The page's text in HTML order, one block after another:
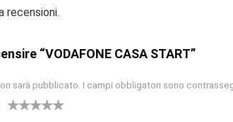
recensioni.
“VODAFONE CASA START”
sarà pubblicato. I campi obbligatori sono